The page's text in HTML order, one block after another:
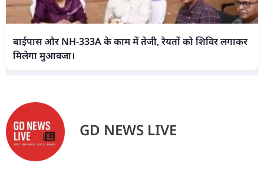
बाईपास और NH-333A के काम में तेजी, रैयतों को शिविर लगाकर
मिलेगा मुआवजा।
GD NEWS LIVE